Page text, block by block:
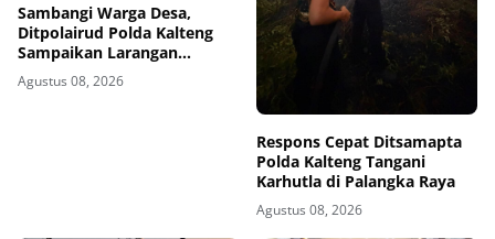
Sambangi Warga Desa,
Ditpolairud Polda Kalteng
Sampaikan Larangan
Membakar Hutan dan Lahan
Agustus 08, 2026
Respons Cepat Ditsamapta
Polda Kalteng Tangani
Karhutla di Palangka Raya
Agustus 08, 2026